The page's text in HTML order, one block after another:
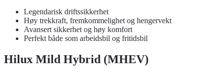
Legendarisk driftssikkerhet
Høy trekkraft, fremkommelighet og hengervekt
Avansert sikkerhet og høy komfort
Perfekt både som arbeidsbil og fritidsbil
Hilux Mild Hybrid (MHEV)